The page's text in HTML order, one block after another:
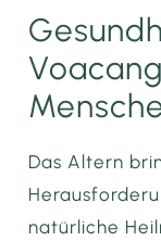
Das Altern
natürliche